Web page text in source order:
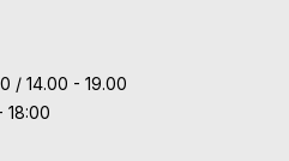
/ 14.00 - 19.00
18:00